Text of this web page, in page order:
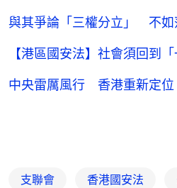
與其爭論「三權分立」 不如
【港區國安法】社會須回到
中央雷厲風行 香港重新定位
支聯會 香港國安法